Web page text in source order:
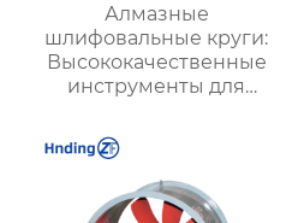
Алмазные
шлифовальные круги:
Высококачественные
инструменты для
твердых материалов